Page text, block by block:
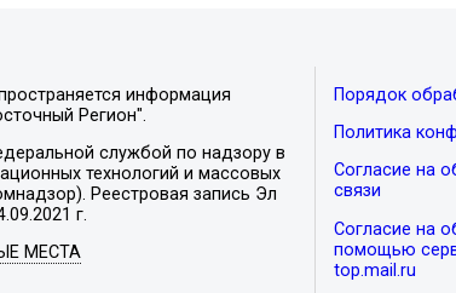
информация
Регион".
службой по надзору в
технологий и массовых
Реестровая запись Эл
г.
МЕСТА
Порядок
Политика
Согласие на
связи
Согласие на
помощью
top.mail.ru